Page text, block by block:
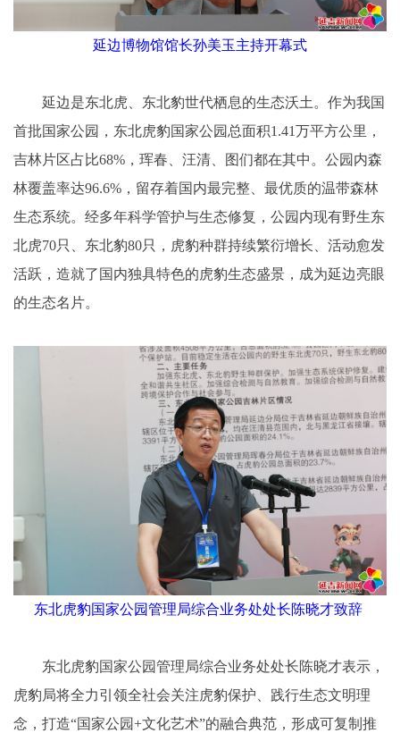
延边博物馆馆长孙美玉主持开幕式
延边是东北虎、东北豹世代栖息的生态沃土。作为我国
首批国家公园，东北虎豹国家公园总面积1.41万平方公里，
吉林片区占比68%，珲春、汪清、图们都在其中。公园内森
林覆盖率达96.6%，留存着国内最完整、最优质的温带森林
生态系统。经多年科学管护与生态修复，公园内现有野生东
北虎70只、东北豹80只，虎豹种群持续繁衍增长、活动愈发
活跃，造就了国内独具特色的虎豹生态盛景，成为延边亮眼
的生态名片。
东北虎豹国家公园管理局综合业务处处长陈晓才致辞
东北虎豹国家公园管理局综合业务处处长陈晓才表示，
虎豹局将全力引领全社会关注虎豹保护、践行生态文明理
念，打造“国家公园+文化艺术”的融合典范，形成可复制推